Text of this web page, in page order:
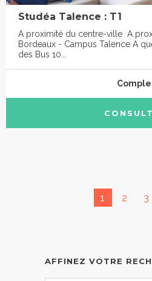
Studéa Talence : T1
A proximité du centre-ville A
Bordeaux - Campus Talence A
des Bus 10...
1 2 3
AFFINEZ VOTRE